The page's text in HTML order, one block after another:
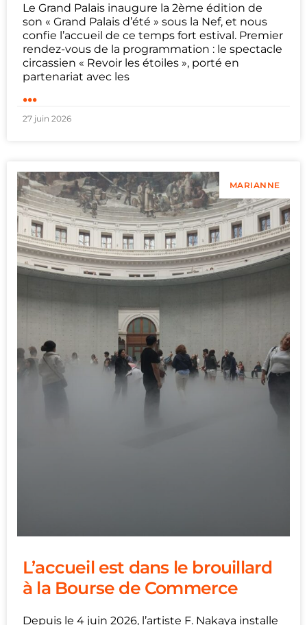
Le Grand Palais inaugure la 2ème édition de
son « Grand Palais d’été » sous la Nef, et nous
confie l’accueil de ce temps fort estival. Premier
rendez-vous de la programmation : le spectacle
circassien « Revoir les étoiles », porté en
partenariat avec les
...
27 juin 2026
MARIANNE
L’accueil est dans le brouillard
à la Bourse de Commerce
Depuis le 4 juin 2026, l’artiste F. Nakaya installe